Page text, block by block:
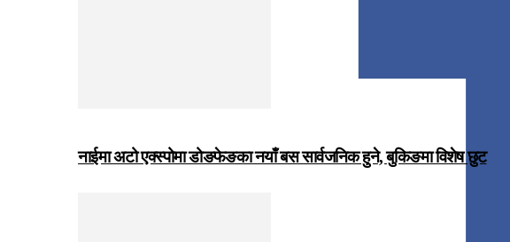
नाईमा अटो एक्स्पोमा डोङफेङका नयाँ बस सार्वजनिक हुने, बुकिङमा विशेष छुट